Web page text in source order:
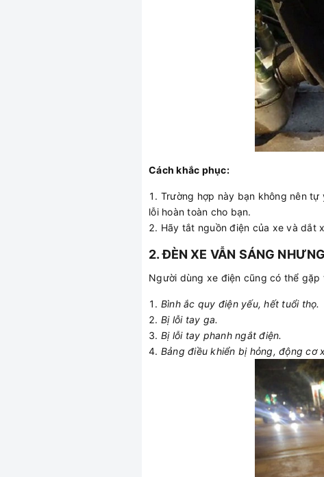
Cách khắc phục:
Trường hợp này bạn không nên
lỗi hoàn toàn cho bạn.
Hãy tắt nguồn điện của xe và dắt
2. ĐÈN XE VẪN SÁNG
Người dùng xe điện cũng có thể
Bình ắc quy điện yếu, hết tuổi thọ.
Bị lỗi tay ga.
Bị lỗi tay phanh ngắt điện.
Bảng điều khiển bị hỏng, động cơ